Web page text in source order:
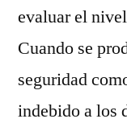
evaluar el
Cuando se
seguridad
indebido a los